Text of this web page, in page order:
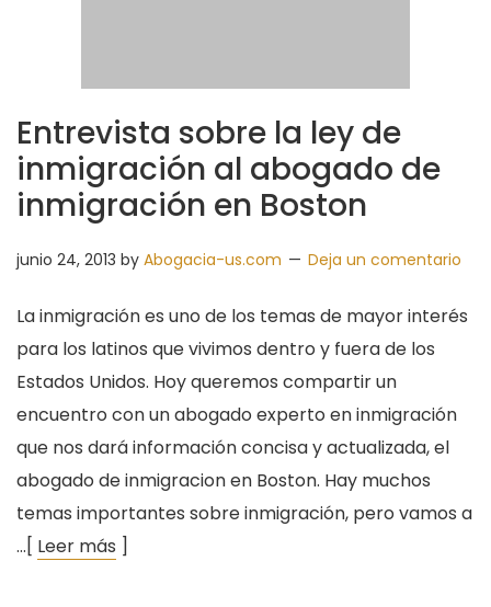
Entrevista sobre la ley de
inmigración al abogado de
inmigración en Boston
junio 24, 2013 by Abogacia-us.com Deja un comentario
La inmigración es uno de los temas de mayor interés
para los latinos que vivimos dentro y fuera de los
Estados Unidos. Hoy queremos compartir un
encuentro con un abogado experto en inmigración
que nos dará información concisa y actualizada, el
abogado de inmigracion en Boston. Hay muchos
temas importantes sobre inmigración, pero vamos a
…[ Leer más ]